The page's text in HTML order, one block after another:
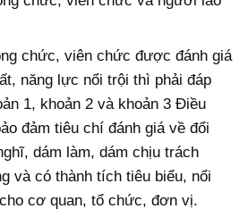
chức, viên chức được đánh giá
năng lực nổi trội thì phải đáp
1, khoản 2 và khoản 3 Điều
đảm tiêu chí đánh giá về đổi
dám làm, dám chịu trách
và có thành tích tiêu biểu, nổi
cơ quan, tổ chức, đơn vị.